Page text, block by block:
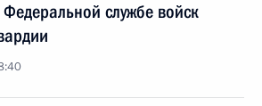
службе войск